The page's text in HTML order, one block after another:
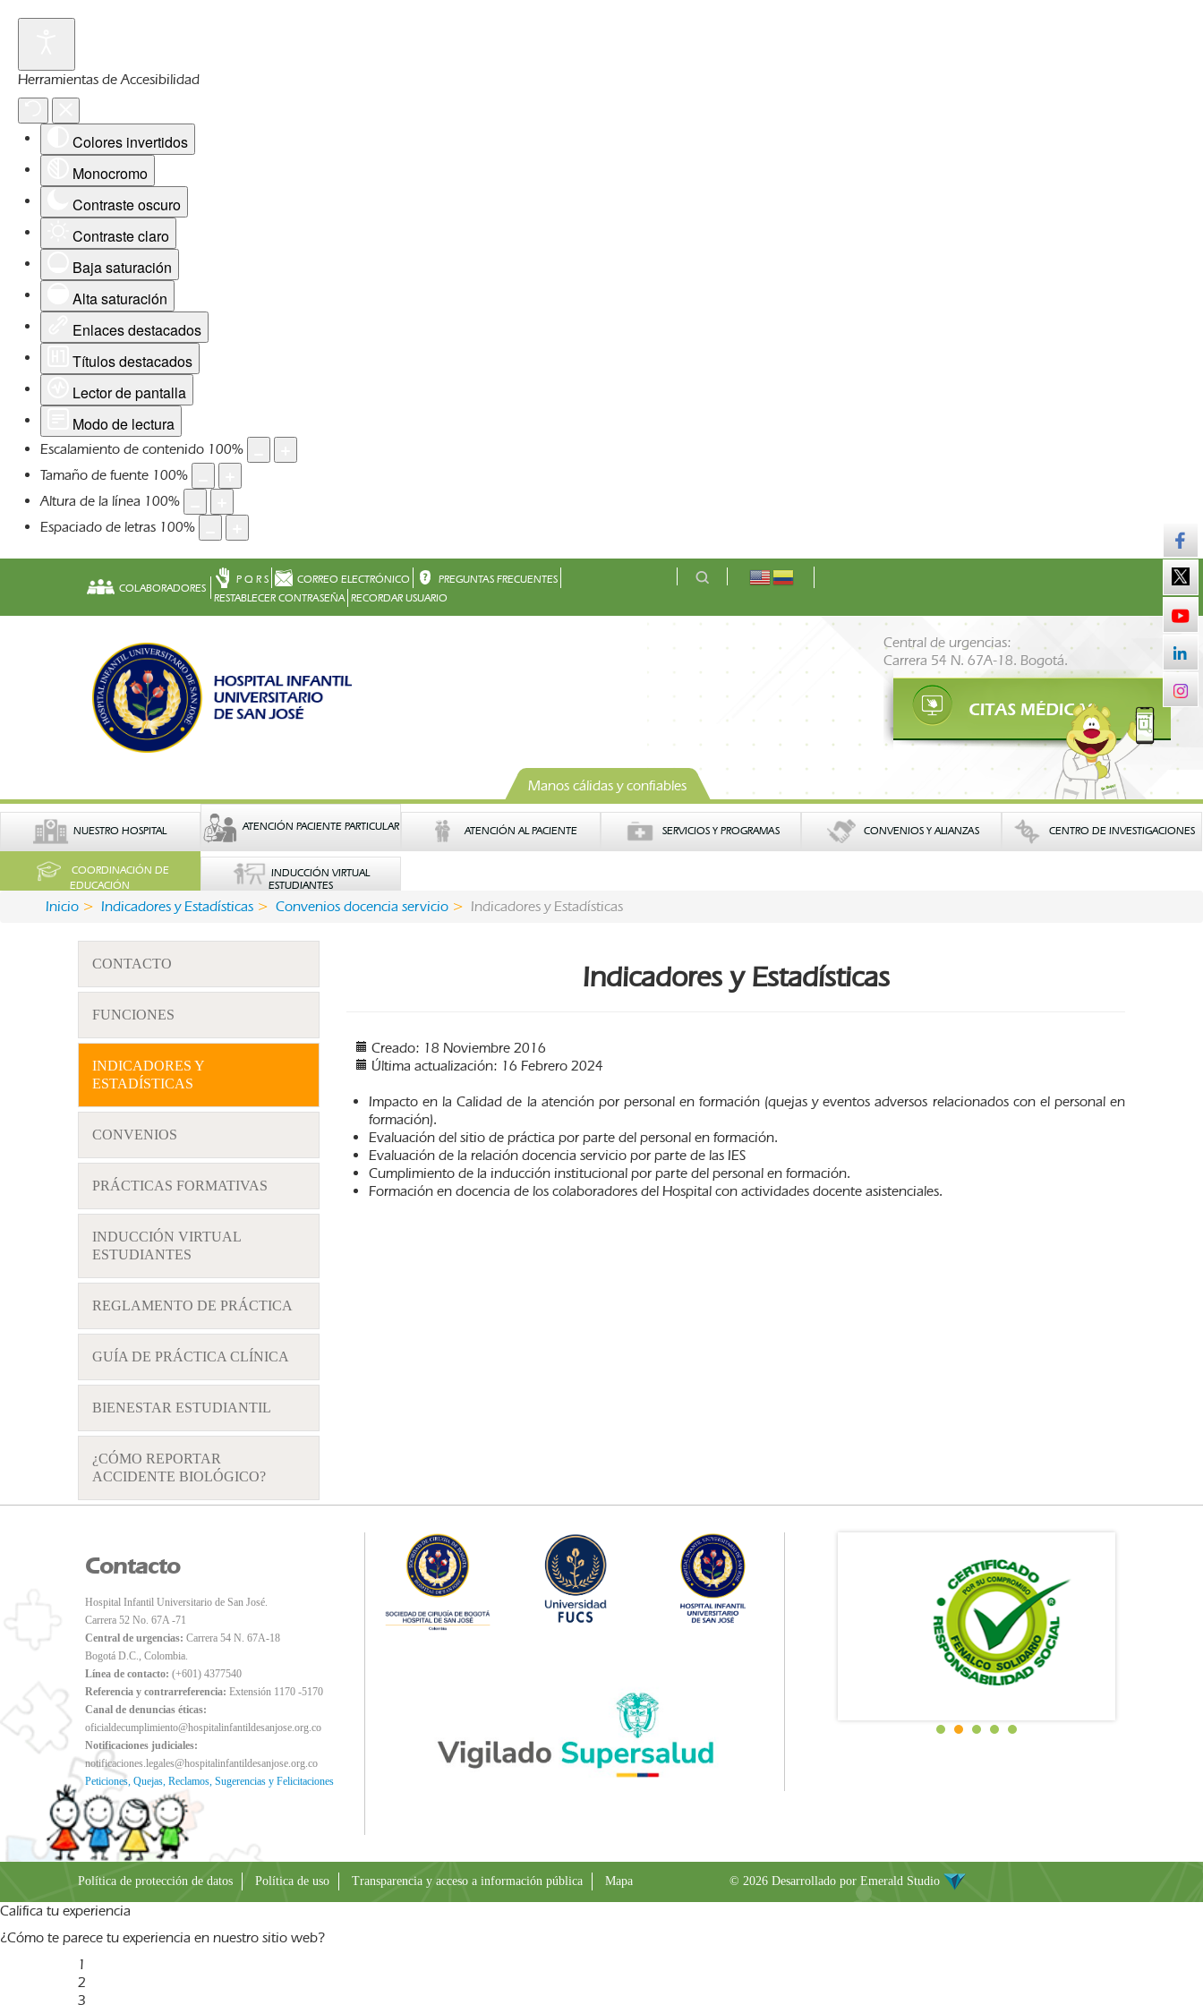
Herramientas de Accesibilidad
Colores invertidos
Monocromo
Contraste oscuro
Contraste claro
Baja saturación
Alta saturación
Enlaces destacados
Títulos destacados
Lector de pantalla
Modo de lectura
Escalamiento de contenido 100%
Tamaño de fuente 100%
Altura de la línea 100%
Espaciado de letras 100%
COLABORADORES
P Q R S CORREO ELECTRÓNICO
PREGUNTAS FRECUENTES
RESTABLECER CONTRASEÑA RECORDAR USUARIO
Central de urgencias:
Carrera 54 N. 67A-18. Bogotá.
Manos cálidas y confiables
NUESTRO HOSPITAL ATENCIÓN PACIENTE PARTICULAR ATENCIÓN AL PACIENTE SERVICIOS Y PROGRAMAS CONVENIOS Y ALIANZAS CENTRO DE INVESTIGACIONES
COORDINACIÓN DE
EDUCACIÓN
INDUCCIÓN VIRTUAL
ESTUDIANTES
Inicio Indicadores y Estadísticas Convenios docencia servicio Indicadores y Estadísticas
CONTACTO
FUNCIONES
INDICADORES Y
ESTADÍSTICAS
CONVENIOS
PRÁCTICAS FORMATIVAS
INDUCCIÓN VIRTUAL
ESTUDIANTES
REGLAMENTO DE PRÁCTICA
GUÍA DE PRÁCTICA CLÍNICA
BIENESTAR ESTUDIANTIL
¿CÓMO REPORTAR
ACCIDENTE BIOLÓGICO?
Indicadores y Estadísticas
Creado: 18 Noviembre 2016
Última actualización: 16 Febrero 2024
Impacto en la Calidad de la atención por personal en formación (quejas y eventos adversos relacionados con el personal en
formación).
Evaluación del sitio de práctica por parte del personal en formación.
Evaluación de la relación docencia servicio por parte de las IES
Cumplimiento de la inducción institucional por parte del personal en formación.
Formación en docencia de los colaboradores del Hospital con actividades docente asistenciales.
Contacto
Hospital Infantil Universitario de San José.
Carrera 52 No. 67A -71
Central de urgencias: Carrera 54 N. 67A-18
Bogotá D.C., Colombia.
Línea de contacto: (+601) 4377540
Referencia y contrarreferencia: Extensión 1170 -5170
Canal de denuncias éticas:
oficialdecumplimiento@hospitalinfantildesanjose.org.co
Notificaciones judiciales:
notificaciones.legales@hospitalinfantildesanjose.org.co
Peticiones, Quejas, Reclamos, Sugerencias y Felicitaciones
Política de protección de datos Política de uso Transparencia y acceso a información pública Mapa © 2026 Desarrollado por Emerald Studio
Califica tu experiencia
¿Cómo te parece tu experiencia en nuestro sitio web?
1
2
3